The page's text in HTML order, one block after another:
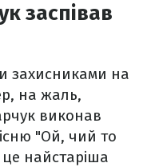
заспівав
захисниками на
на жаль,
виконав
"Ой, чий то
це найстаріша